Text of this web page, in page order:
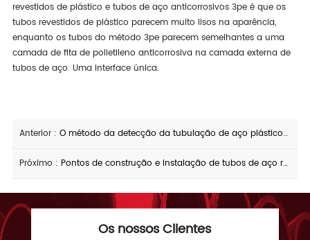
revestidos de plástico e tubos de aço anticorrosivos 3pe é que os
tubos revestidos de plástico parecem muito lisos na aparência,
enquanto os tubos do método 3pe parecem semelhantes a uma
camada de fita de polietileno anticorrosiva na camada externa de
tubos de aço. Uma interface única.
Anterior : O método da detecção da tubulação de aço plástico-revestida
Próximo : Pontos de construção e instalação de tubos de aço revestidos a plástico
Os nossos Clientes